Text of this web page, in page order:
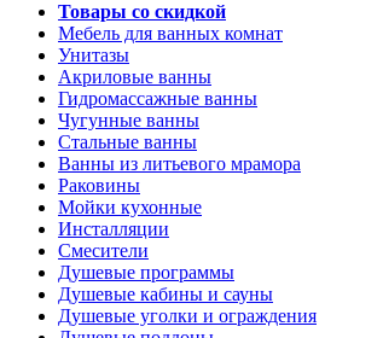
Товары со скидкой
Мебель для ванных комнат
Унитазы
Акриловые ванны
Гидромассажные ванны
Чугунные ванны
Стальные ванны
Ванны из литьевого мрамора
Раковины
Мойки кухонные
Инсталляции
Смесители
Душевые программы
Душевые кабины и сауны
Душевые уголки и ограждения